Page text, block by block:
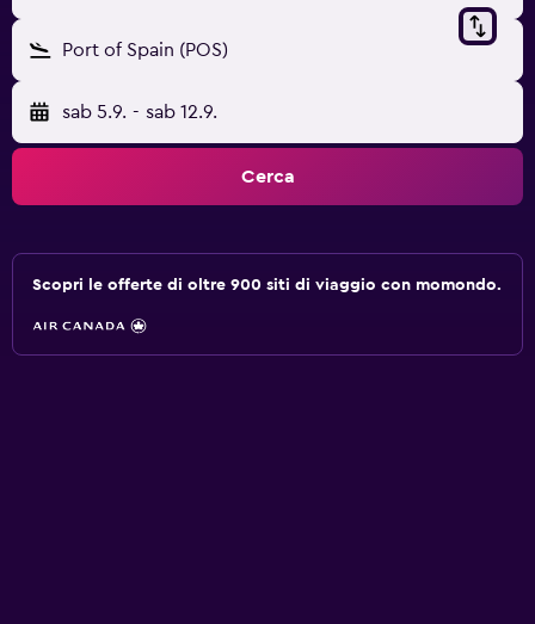
Port of Spain (POS)
sab 5.9. - sab 12.9.
Cerca
Scopri le offerte di oltre 900 siti di viaggio con momondo.